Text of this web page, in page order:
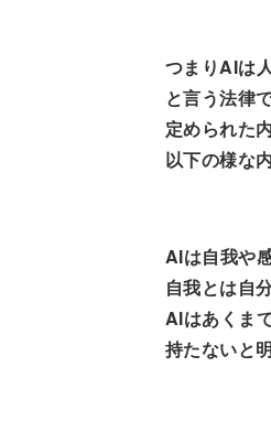
つまりAIは
と言う法律
定められた
以下の様な
AIは自我や
自我とは自
AIはあくま
持たないと